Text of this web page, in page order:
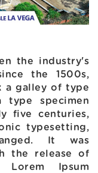
the industry's
the 1500s,
a galley of type
specimen
five centuries,
typesetting,
It was
the release of
Lorem Ipsum